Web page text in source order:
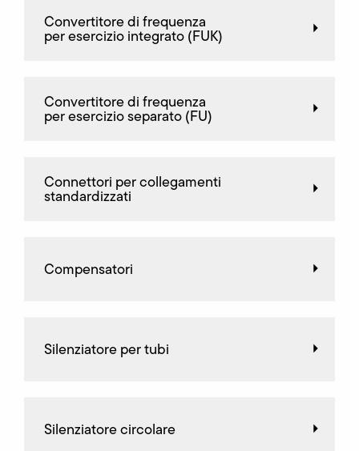
Convertitore di frequenza
per esercizio integrato (FUK)
Convertitore di frequenza
per esercizio separato (FU)
Connettori per collegamenti
standardizzati
Compensatori
Silenziatore per tubi
Silenziatore circolare